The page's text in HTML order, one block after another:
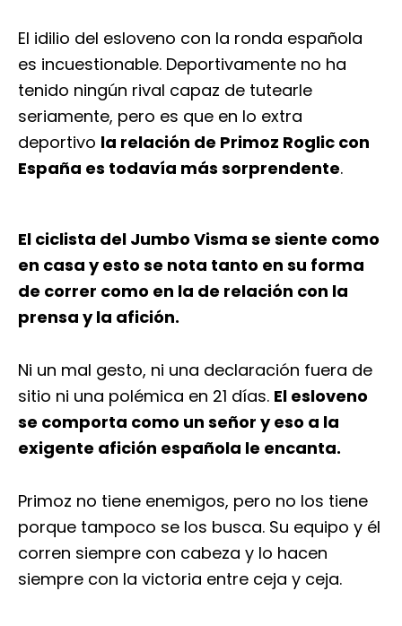
El idilio del esloveno con la ronda española
es incuestionable. Deportivamente no ha
tenido ningún rival capaz de tutearle
seriamente, pero es que en lo extra
deportivo la relación de Primoz Roglic con
España es todavía más sorprendente.
El ciclista del Jumbo Visma se siente como
en casa y esto se nota tanto en su forma
de correr como en la de relación con la
prensa y la afición.
Ni un mal gesto, ni una declaración fuera de
sitio ni una polémica en 21 días. El esloveno
se comporta como un señor y eso a la
exigente afición española le encanta.
Primoz no tiene enemigos, pero no los tiene
porque tampoco se los busca. Su equipo y él
corren siempre con cabeza y lo hacen
siempre con la victoria entre ceja y ceja.